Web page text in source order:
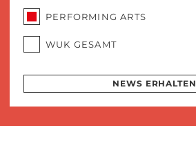
PERFORMING ARTS
WUK GESAMT
NEWS ERHALTEN